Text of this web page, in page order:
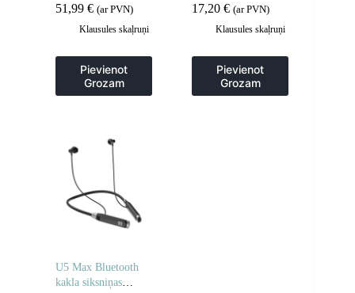
melnas
51,99 € (ar PVN)
Klausules skaļruņi
Pievienot
Grozam
17,20€ (ar PVN)
Klausules skaļruņi
Pievienot
Grozam
U5 Max Bluetooth
kakla siksniņas